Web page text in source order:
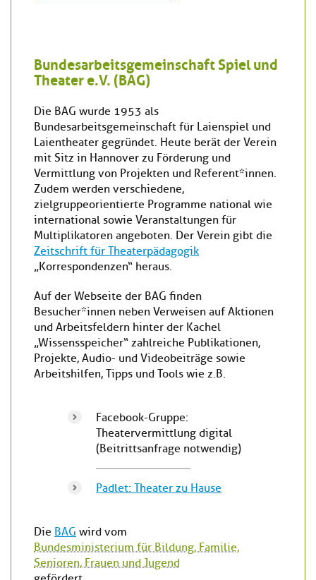
Bundesarbeitsgemeinschaft Spiel und
Theater e.V. (BAG)
Die BAG wurde 1953 als
Bundesarbeitsgemeinschaft für Laienspiel und
Laientheater gegründet. Heute berät der Verein
mit Sitz in Hannover zu Förderung und
Vermittlung von Projekten und Referent*innen.
Zudem werden verschiedene,
zielgruppeorientierte Programme national wie
international sowie Veranstaltungen für
Multiplikatoren angeboten. Der Verein gibt die
Zeitschrift für Theaterpädagogik
„Korrespondenzen“ heraus.
Auf der Webseite der BAG finden
Besucher*innen neben Verweisen auf Aktionen
und Arbeitsfeldern hinter der Kachel
„Wissensspeicher“ zahlreiche Publikationen,
Projekte, Audio- und Videobeiträge sowie
Arbeitshilfen, Tipps und Tools wie z.B.
Facebook-Gruppe:
Theatervermittlung digital
(Beitrittsanfrage notwendig)
Padlet: Theater zu Hause
Die BAG wird vom
Bundesministerium für Bildung, Familie,
Senioren, Frauen und Jugend